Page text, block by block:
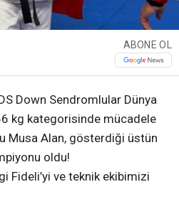
ABONE OL
Down Sendromlular Dünya
kg kategorisinde mücadele
Musa Alan, gösterdiği üstün
oldu!
Fideli’yi ve teknik ekibimizi